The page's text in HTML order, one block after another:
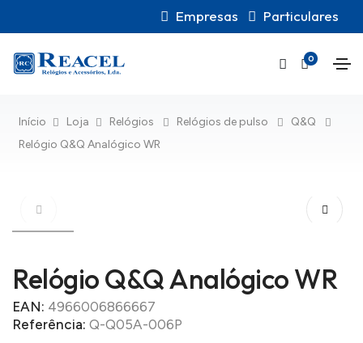
Empresas Particulares
0
Início Loja Relógios Relógios de pulso
Q&Q
Relógio Q&Q Analógico WR
Relógio Q&Q Analógico WR
EAN: 4966006866667
Referência: Q-Q05A-006P